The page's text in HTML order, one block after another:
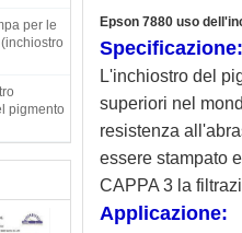
per le
pigmento
Epson 7880 uso
Specificazione:
L'inchiostro del
superiori nel
resistenza
essere stampato
CAPPA 3 la
Applicazione: